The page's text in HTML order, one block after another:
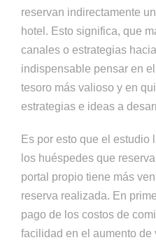
reservan indirectamente
hotel. Esto significa, que
canales o estrategias
indispensable pensar en
tesoro más valioso y en
estrategias e ideas a
Es por esto que el estudio
los huéspedes que
portal propio tiene más
reserva realizada. En
pago de los costos de
facilidad en el aumento